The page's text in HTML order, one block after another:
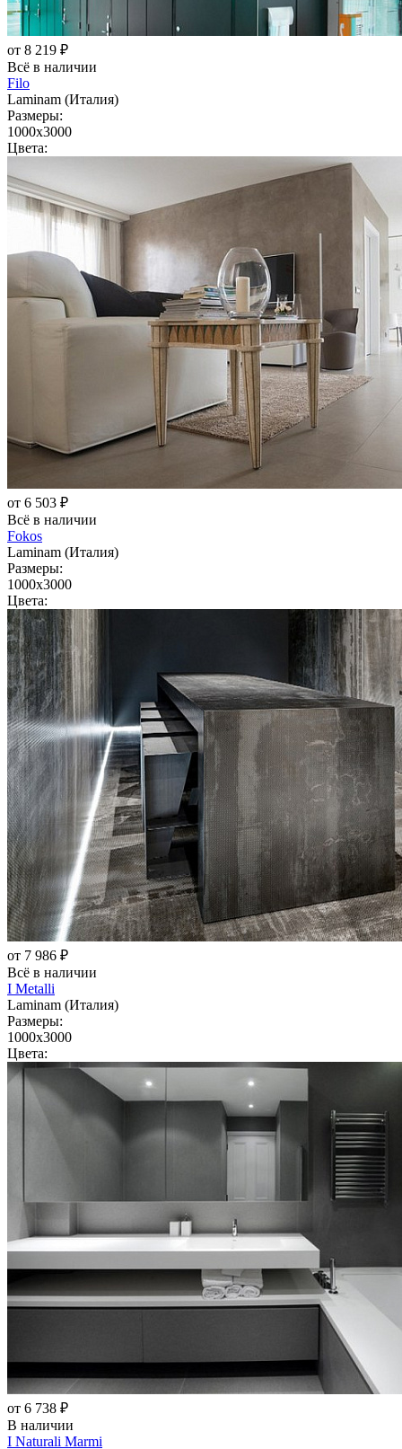
от 8 219 ₽
Всё в наличии
Filo
Laminam (Италия)
Размеры:
1000x3000
Цвета:
от 6 503 ₽
Всё в наличии
Fokos
Laminam (Италия)
Размеры:
1000x3000
Цвета:
от 7 986 ₽
Всё в наличии
I Metalli
Laminam (Италия)
Размеры:
1000x3000
Цвета:
от 6 738 ₽
В наличии
I Naturali Marmi